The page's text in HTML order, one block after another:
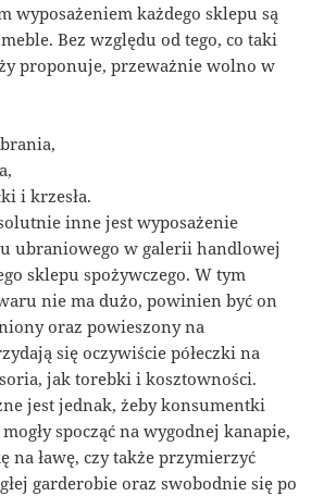
wyposażeniem każdego sklepu są
Bez względu od tego, co taki
proponuje, przeważnie wolno w
i krzesła.
inne jest wyposażenie
ubraniowego w galerii handlowej
sklepu spożywczego. W tym
nie ma dużo, powinien być on
oraz powieszony na
się oczywiście półeczki na
jak torebki i kosztowności.
jest jednak, żeby konsumentki
spocząć na wygodnej kanapie,
na ławę, czy także przymierzyć
garderobie oraz swobodnie się po